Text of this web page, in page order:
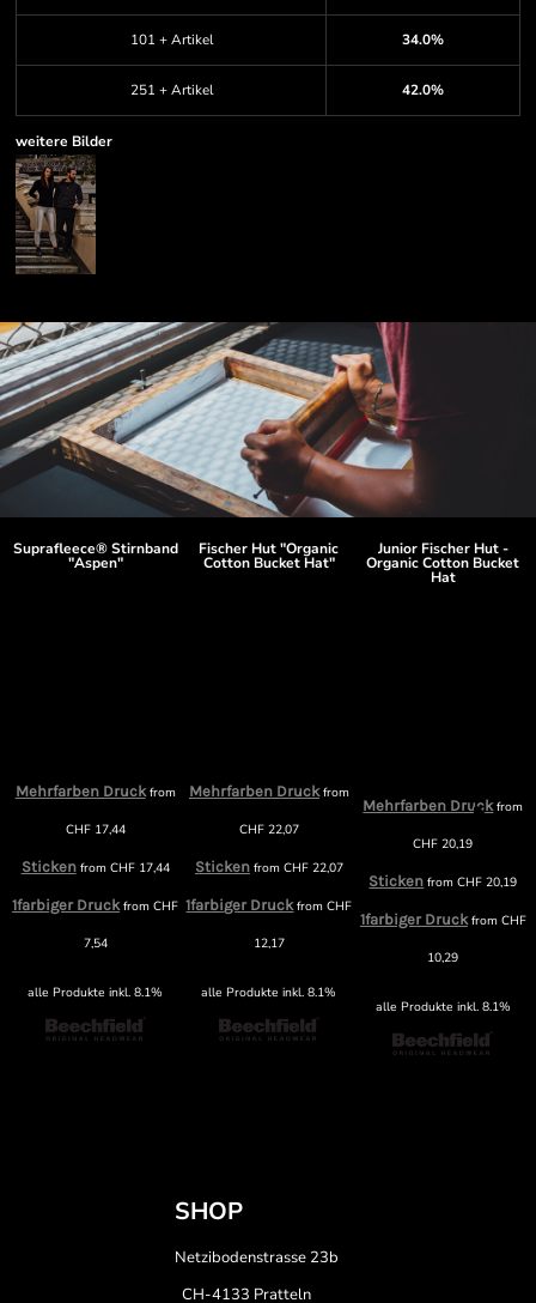
101 + Artikel 34.0%
251 + Artikel 42.0%
weitere Bilder
Suprafleece® Stirnband
"Aspen"
Mehrfarben Druckfrom
CHF17,44
Stickenfrom CHF17,44
1farbiger DruckfromCHF
7,54
alle Produkte inkl. 8.1%
Fischer Hut "Organic
Cotton Bucket Hat"
Mehrfarben Druckfrom
CHF22,07
Stickenfrom CHF22,07
1farbiger DruckfromCHF
12,17
alle Produkte inkl. 8.1%
Junior Fischer Hut -
Organic Cotton Bucket
Hat
Mehrfarben Druckfrom
CHF 20,19
Sticken fromCHF 20,19
1farbiger Druckfrom CHF
10,29
alle Produkte inkl. 8.1%
SHOP
Netzibodenstrasse 23b
CH-4133 Pratteln